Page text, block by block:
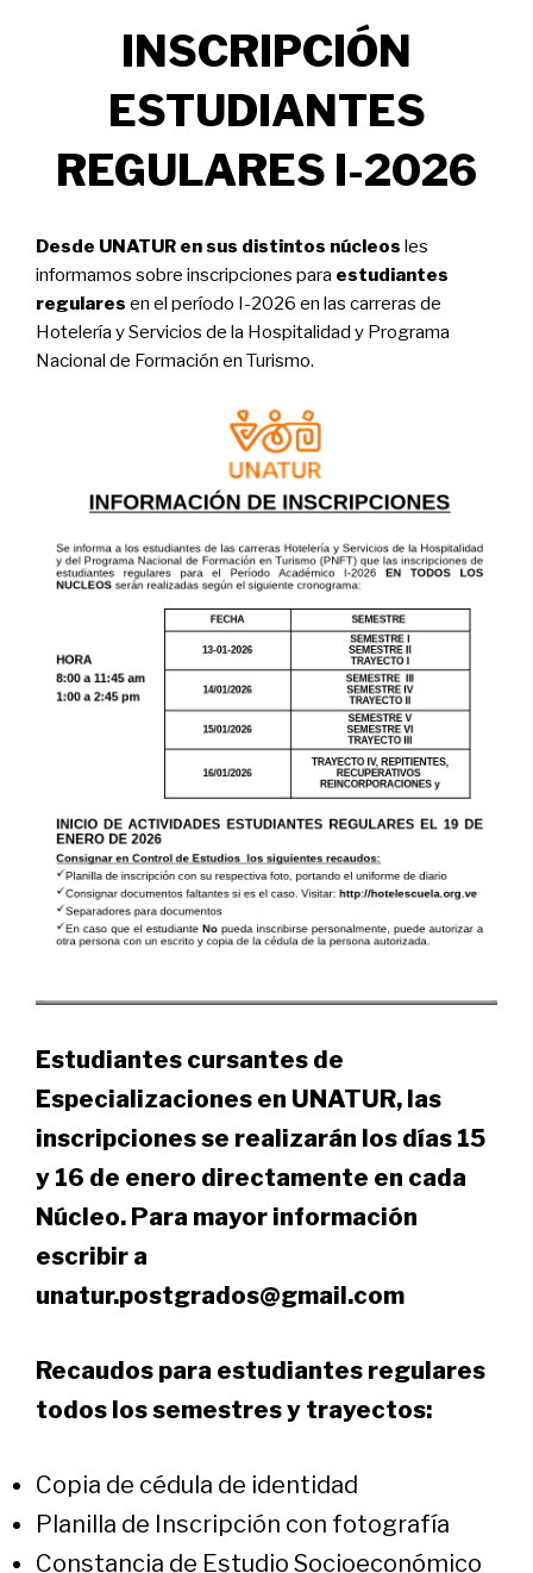
INSCRIPCIÓN
ESTUDIANTES
REGULARES I-2026
Desde UNATUR en sus distintos núcleos les
informamos sobre inscripciones para estudiantes
regulares en el período I-2026 en las carreras de
Hotelería y Servicios de la Hospitalidad y Programa
Nacional de Formación en Turismo.
Estudiantes cursantes de
Especializaciones en UNATUR, las
inscripciones se realizarán los días 15
y 16 de enero directamente en cada
Núcleo. Para mayor información
escribir a
unatur.postgrados@gmail.com
Recaudos para estudiantes regulares
todos los semestres y trayectos:
Copia de cédula de identidad
Planilla de Inscripción con fotografía
Constancia de Estudio Socioeconómico